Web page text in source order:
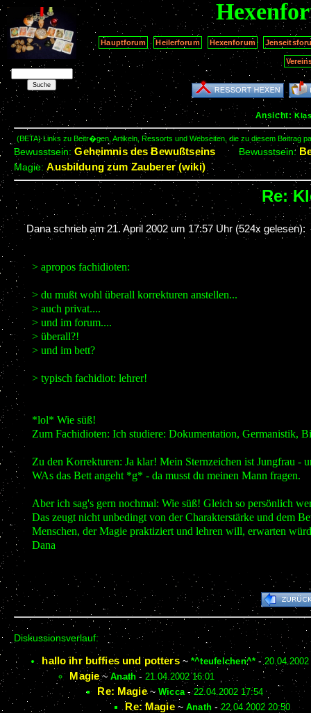
Hauptforum Heilerforum Hexenforum
Ansicht:
(BETA) Links zu Beitr�gen, Artikeln, Ressorts und Webseiten, die zu diesem Beitrag
Bewusstsein:Geheimnis des Bewußtseins Bewusstsein:
Magie:Ausbildung zum Zauberer (wiki)
Re:
Dana schrieb am21. April 2002 um 17:57 Uhr (524x gelesen):
> apropos fachidioten:
> du mußt wohl überall korrekturen anstellen...
> auch privat....
> und im forum....
> überall?!
> und im bett?
> typisch fachidiot: lehrer!
*lol* Wie süß!
Zum Fachidioten: Ich studiere: Dokumentation, Germanistik,
Zu den Korrekturen: Ja klar! Mein Sternzeichen ist Jungfrau -
WAs das Bett angeht *g* - da musst du meinen Mann fragen.
Aber ich sag's gern nochmal: Wie süß! Gleich so persönlich
Das zeugt nicht unbedingt von der Charakterstärke und dem
Menschen, der Magie praktiziert und lehren will, erwarten
Dana
Diskussionsverlauf:
hallo ihr buffies und potters~ *^teufelchen^* -
Magie~Anath - 21.04.2002 16:01
Re: Magie~ Wicca -22.04.2002 17:54
Re: Magie~ Anath -22.04.2002 20:50